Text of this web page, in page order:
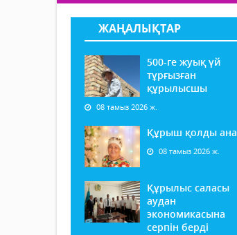
ЖАҢАЛЫҚТАР
500-ге жуық үй
тұрғызған
құрылысшы
08 тамыз 2026 ж.
Құрыш қолды ана
08 тамыз 2026 ж.
Құрылыс саласы
аудан
экономикасына
серпін берді